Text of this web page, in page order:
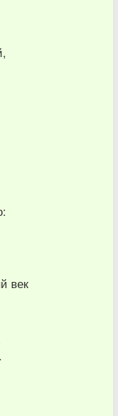
век